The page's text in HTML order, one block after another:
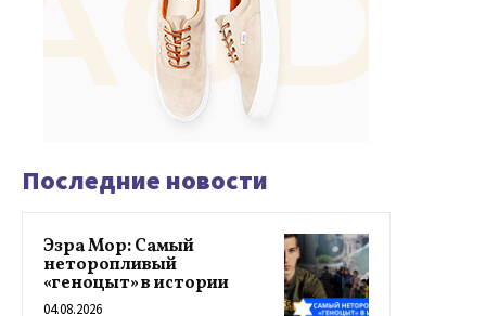
Последние новости
Эзра Мор: Самый
неторопливый
«геноцыт» в истории
04.08.2026